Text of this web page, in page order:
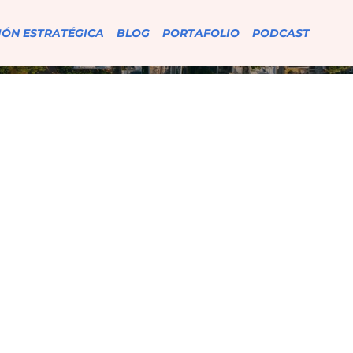
ESTRATÉGICA BLOG PORTAFOLIO PODCAST